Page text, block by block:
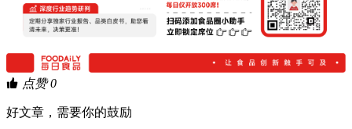
点赞 0
好文章，需要你的鼓励